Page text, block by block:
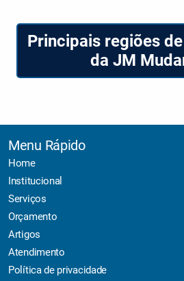
Principais regiões
da JM
Menu Rápido
Home
Institucional
Serviços
Orçamento
Artigos
Atendimento
Política de privacidade